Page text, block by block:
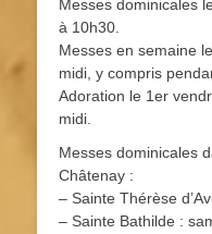
Messes dominicales
à 10h30.
Messes en semaine
midi, y compris
Adoration le 1er
midi.
Messes dominicales
Châtenay :
– Sainte Thérèse
– Sainte Bathilde :